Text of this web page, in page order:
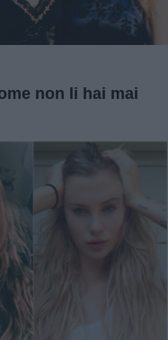
non li hai mai